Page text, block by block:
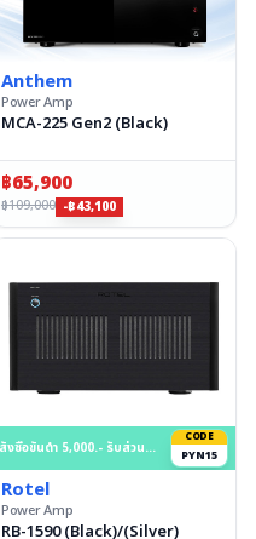
Anthem
Power Amp
MCA-225 Gen2 (Black)
฿65,900
฿109,000 -฿43,100
สั่งซื้อขั้นต่ำ 5,000.- รับส่วนลด 15% สูงสุด 50,000.- บาท
CODE
PYN15
Rotel
Power Amp
RB-1590 (Black)/(Silver)